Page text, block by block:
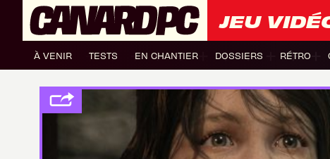
JEU
À VENIR TESTS EN CHANTIER DOSSIERS RÉTRO